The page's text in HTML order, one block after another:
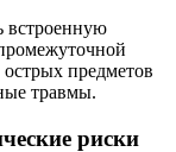
встроенную
предметов
травмы.
риски